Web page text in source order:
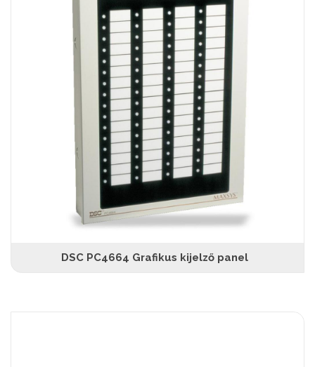
DSC PC4664 Grafikus kijelző panel